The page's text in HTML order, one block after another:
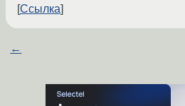
Ссылка
←